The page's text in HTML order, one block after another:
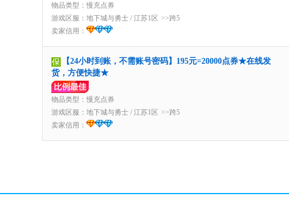
物品类型：慢充点券
游戏区服： 地下城与勇士 / 江苏1区 >>跨5
卖家信用：
【24小时到账，不需账号密码】195元=20000点券★在线发
货，方便快捷★
物品类型：慢充点券
游戏区服： 地下城与勇士 / 江苏1区 >>跨5
卖家信用：